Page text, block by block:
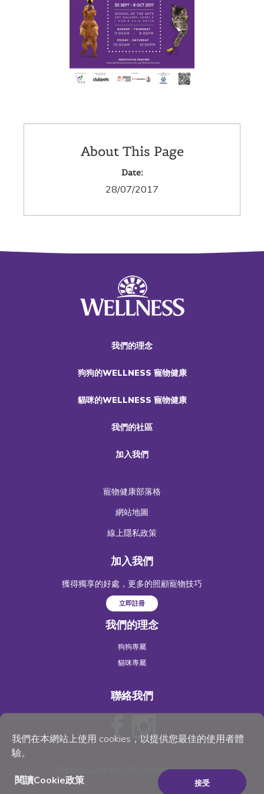
我們在本網站上使用 cookies，以提供您最佳的使用者體
驗。
閱讀Cookie政策 接受
About This Page
Date:
28/07/2017
我們的理念
狗狗的WELLNESS 寵物健康
貓咪的WELLNESS 寵物健康
我們的社區
加入我們
寵物健康部落格
網站地圖
線上隱私政策
加入我們
獲得獨享的好處，更多的照顧寵物技巧
立即註冊
我們的理念
狗狗專屬
貓咪專屬
聯絡我們
, LLC 2023. All Rights Reserved